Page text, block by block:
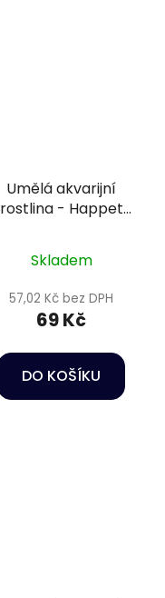
Umělá akvarijní
rostlina - Happet
Skladem
57,02 Kč bez DPH
69 Kč
DO KOŠÍKU